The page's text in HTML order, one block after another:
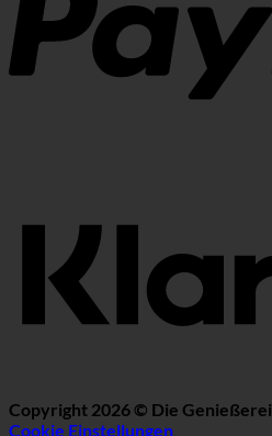
Copyright 2026 © Die Genießerei
Cookie Einstellungen